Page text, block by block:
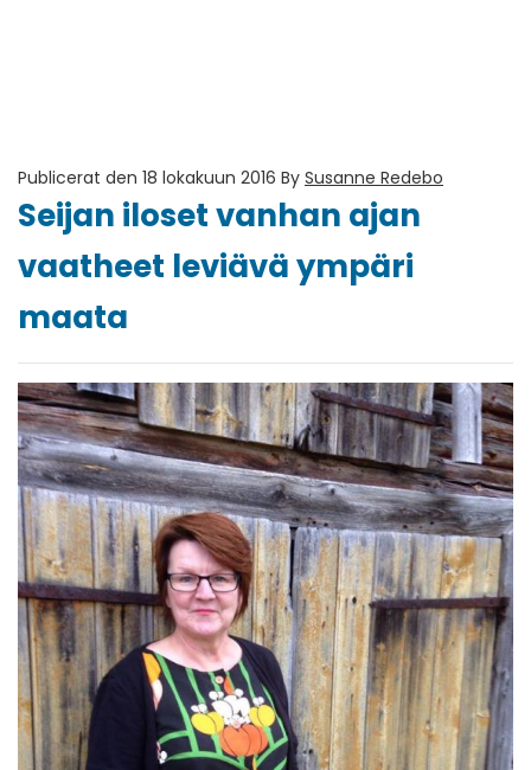
Publicerat den 18 lokakuun 2016 By Susanne Redebo
Seijan iloset vanhan ajan
vaatheet leviävä ympäri
maata